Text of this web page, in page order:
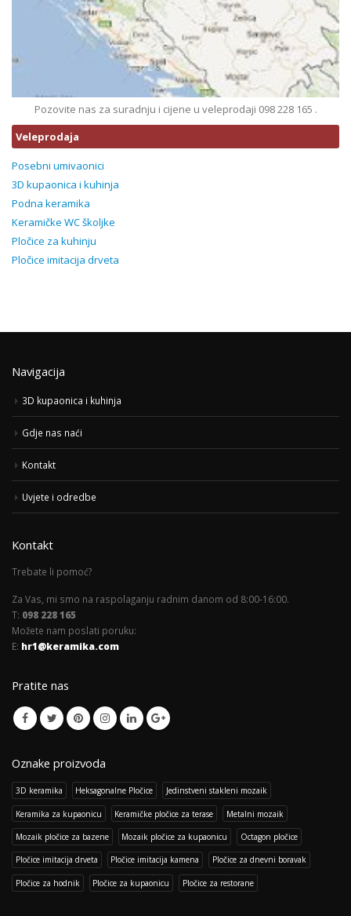
Pozovite nas za suradnju i cijene u veleprodaji 098 228 165 .
Veleprodaja
Posebni umivaonici
3D kupaonica i kuhinja
Podna keramika
Keramičke WC školjke
Pločice za kuhinju
Pločice imitacija drveta
Navigacija
3D kupaonica i kuhinja
Gdje nas naći
Kontakt
Uvjete i odredbe
Kontakt
Trebate li pomoć?
Za Vas, mi smo na raspolaganju radnim danom od 8:00-16:00.
T: 098 228 165
Možete nam poslati poruku:
E: hr1@keramika.com
Pratite nas
Oznake proizvoda
3D keramika Heksagonalne Pločice Jedinstveni stakleni mozaik
Keramika za kupaonicu Keramičke pločice za terase Metalni mozaik
Mozaik pločice za bazene Mozaik pločice za kupaonicu Octagon pločice
Pločice imitacija drveta Pločice imitacija kamena Pločice za dnevni boravak
Pločice za hodnik Pločice za kupaonicu Pločice za restorane